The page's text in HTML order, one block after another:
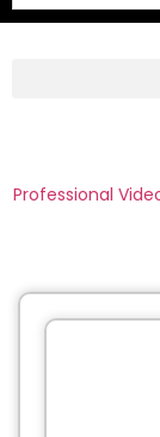
Professional